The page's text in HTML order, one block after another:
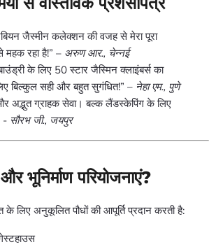
जैस्मीन कलेक्शन की वजह से मेरा पूरा
महक रहा है!” – अरुण आर., चेन्नई
के लिए 50 स्टार जैस्मिन क्लाइंबर्स का
बिल्कुल सही और बहुत सुगंधित!” – नेहा एम., पुणे
अद्भुत ग्राहक सेवा। बल्क लैंडस्केपिंग के लिए
- सौरभ जी., जयपुर
भूनिर्माण परियोजनाएं?
के लिए अनुकूलित पौधों की आपूर्ति प्रदान करती है: